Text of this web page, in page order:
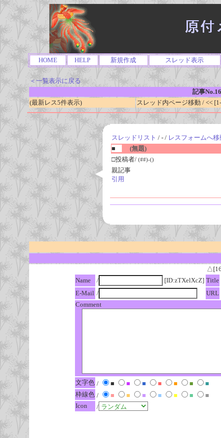
HOME HELP 新規作成 スレッド表示
＜一覧表示に戻る
記事
(最新レス5件表示)
スレッド内ページ移動 / <<
スレッドリスト / - / レスフォームへ移
■
(無題)
□投稿者/ (##)-()
親記事
引用
Name
/ [ID:zTXelXcZ] Title
E-Mail /
URL
Comment
文字色 / ■ ■ ■ ■ ■ ■
■
枠線色 / ■ ■ ■ ■ ■ ■
■
Icon
/